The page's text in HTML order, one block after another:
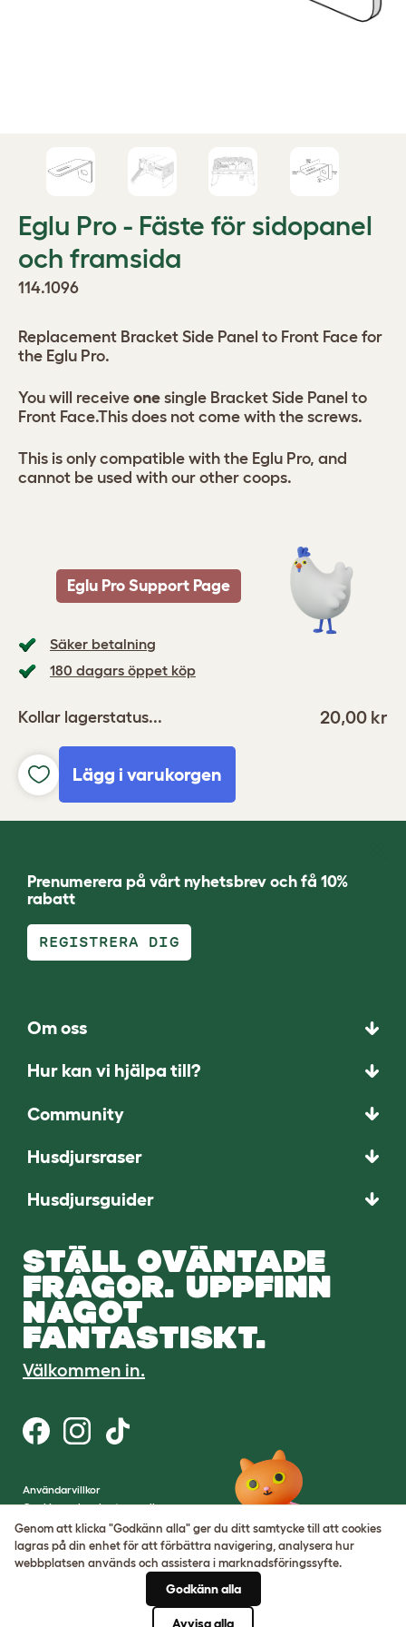
Eglu Pro - Fäste för sidopanel
och framsida
114.1096
Säker betalning
180 dagars öppet köp
Kollar lagerstatus... 20,00 kr
Lägg i varukorgen
Replacement Bracket Side Panel to Front Face for
the Eglu Pro.
You will receive one single Bracket Side Panel to
Front Face.This does not come with the screws.
This is only compatible with the Eglu Pro, and
cannot be used with our other coops.
Eglu Pro Support Page
Prenumerera på vårt nyhetsbrev och få 10%
rabatt
REGISTRERA DIG
Om oss
Hur kan vi hjälpa till?
Community
Husdjursraser
Husdjursguider
STÄLL OVÄNTADE
FRÅGOR. UPPFINN
NÅGOT
FANTASTISKT.
Välkommen in.
Användarvillkor
Cookies och sekretesspolicy
Cookie Settings
Hemsidekarta
VAT-nummer: SE502080795301
Genom att klicka "Godkänn alla" ger du ditt samtycke till att cookies
lagras på din enhet för att förbättra navigering, analysera hur
webbplatsen används och assistera i marknadsföringssyfte.
Godkänn alla
Avvisa alla